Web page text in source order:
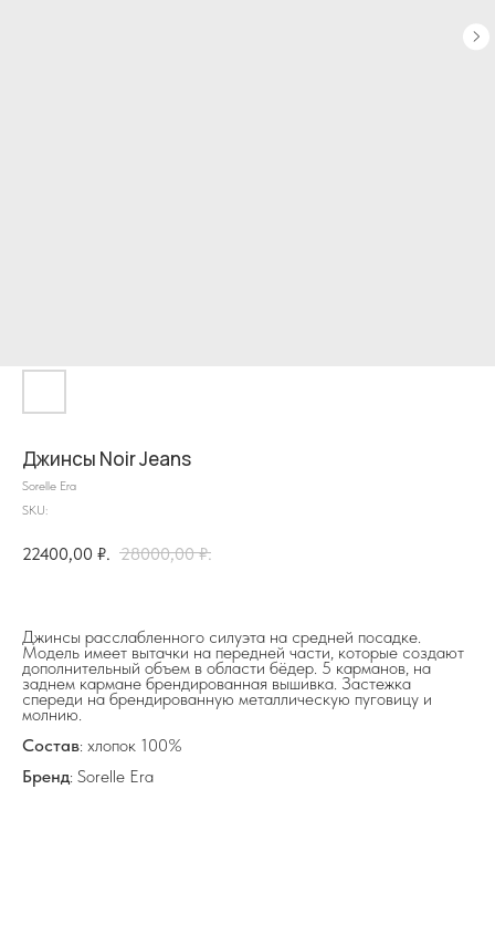
Джинсы Noir Jeans
Sorelle Era
SKU:
22400,00 ₽. 28000,00 ₽.
Джинсы расслабленного силуэта на средней посадке.
Модель имеет вытачки на передней части, которые создают
дополнительный объем в области бёдер. 5 карманов, на
заднем кармане брендированная вышивка. Застежка
спереди на брендированную металлическую пуговицу и
молнию.
Состав: хлопок 100%
Бренд: Sorelle Era
Разделы сайта
info@frwl.store